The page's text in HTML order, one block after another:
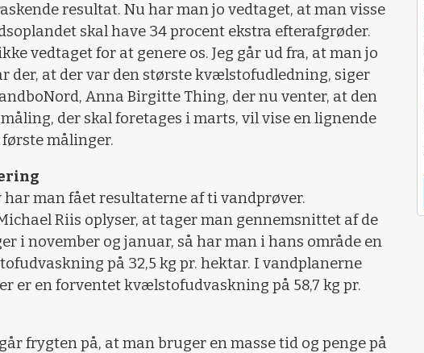
resultat. Nu har man jo vedtaget, at man visse
skal have 34 procent ekstra efterafgrøder.
vedtaget for at genere os. Jeg går ud fra, at man jo
der, at der var den største kvælstofudledning, siger
Anna Birgitte Thing, der nu venter, at den
der skal foretages i marts, vil vise en lignende
målinger.
har man fået resultaterne af ti vandprøver.
Riis oplyser, at tager man gennemsnittet af de
i november og januar, så har man i hans område en
på 32,5 kg pr. hektar. I vandplanerne
er en forventet kvælstofudvaskning på 58,7 kg pr.
frygten på, at man bruger en masse tid og penge på